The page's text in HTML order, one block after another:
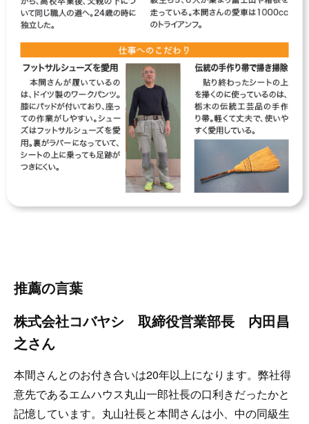
推薦の言葉
株式会社コバヤシ 取締役営業部長 内田昌
之さん
本間さんとのお付き合いは20年以上になります。弊社得
意先であるエムハウス丸山一郎社長の口利きだったかと
記憶しています。丸山社長と本間さんは小、中の同級生